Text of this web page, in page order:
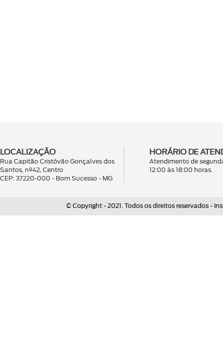
LOCALIZAÇÃO
Rua Capitão Cristóvão Gonçalves dos
Santos, nº42, Centro
CEP: 37220-000 - Bom Sucesso - MG
HORÁRIO DE
Atendimento de
12:00 às 18:00 horas.
© Copyright - 2021. Todos os direitos reservados -